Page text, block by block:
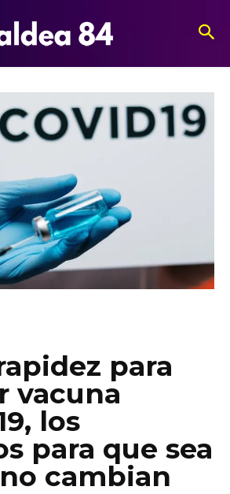
para
vacuna
los
para que sea
cambian